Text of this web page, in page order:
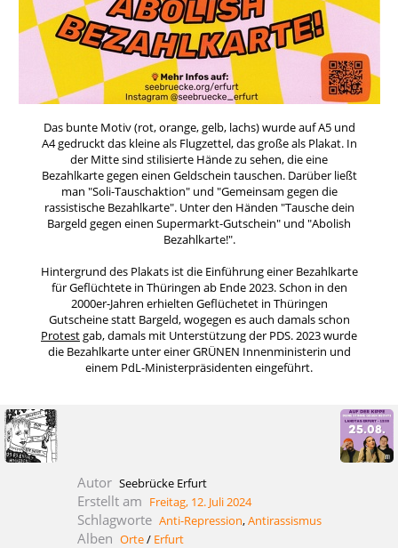
Das bunte Motiv (rot, orange, gelb, lachs) wurde auf A5 und
A4 gedruckt das kleine als Flugzettel, das große als Plakat. In
der Mitte sind stilisierte Hände zu sehen, die eine
Bezahlkarte gegen einen Geldschein tauschen. Darüber ließt
man "Soli-Tauschaktion" und "Gemeinsam gegen die
rassistische Bezahlkarte". Unter den Händen "Tausche dein
Bargeld gegen einen Supermarkt-Gutschein" und "Abolish
Bezahlkarte!".
Hintergrund des Plakats ist die Einführung einer Bezahlkarte
für Geflüchtete in Thüringen ab Ende 2023. Schon in den
2000er-Jahren erhielten Geflüchetet in Thüringen
Gutscheine statt Bargeld, wogegen es auch damals schon
Protestgab, damals mit Unterstützung der PDS. 2023 wurde
die Bezahlkarte unter einer GRÜNEN Innenministerin und
einem PdL-Ministerpräsidenten eingeführt.
Autor Seebrücke Erfurt
Erstellt am Freitag, 12. Juli 2024
Schlagworte Anti-Repression,Antirassismus
Alben Orte/ Erfurt